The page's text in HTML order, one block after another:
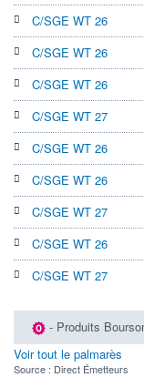
LIMITE À LA
69,475
ESTIMÉ 2026
1,92%
DERNIER
07.08.26 /
ÉLIGIBILITÉ
BOURSOVIE
C/SGE WT 26
C/SGE WT 26
C/SGE WT 26
C/SGE WT 27
C/SGE WT 26
C/SGE WT 26
C/SGE WT 27
C/SGE WT 26
C/SGE WT 27
- Produits
Voir tout le palmarès
Source : Direct Émetteurs